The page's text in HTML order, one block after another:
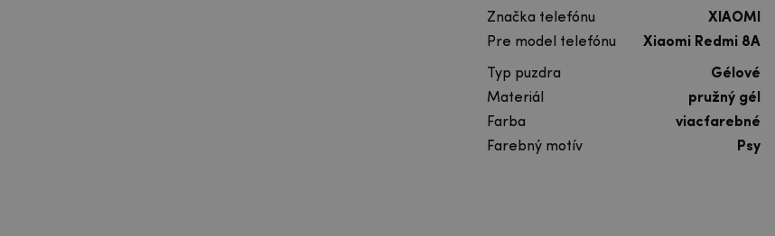
Značka telefónu
XIAOMI
Pre model telefónu
Xiaomi Redmi 8A
Typ puzdra
Gélové
Materiál
pružný gél
Farba
viacfarebné
Farebný motív
Psy